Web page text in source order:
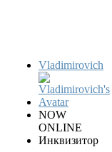
Vladimirovich
NOW
ONLINE
Инквизитор